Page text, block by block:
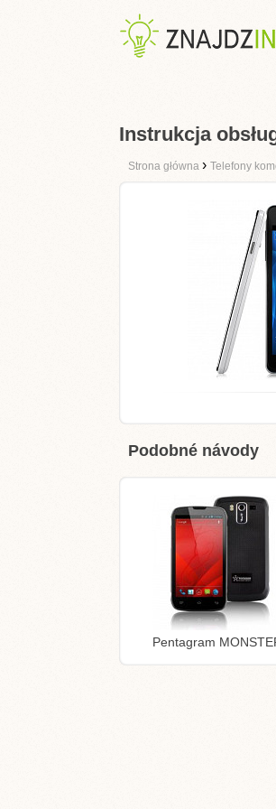
Instrukcja
Strona główna › Telefony
Podobné návody
Pentagram